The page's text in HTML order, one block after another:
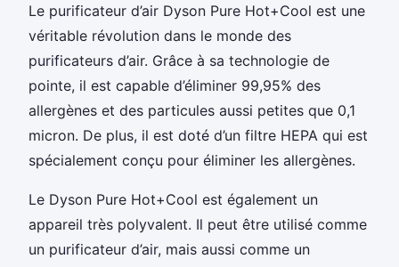
Le purificateur d’air Dyson Pure Hot+Cool est une
véritable révolution dans le monde des
purificateurs d’air. Grâce à sa technologie de
pointe, il est capable d’éliminer 99,95% des
allergènes et des particules aussi petites que 0,1
micron. De plus, il est doté d’un filtre HEPA qui est
spécialement conçu pour éliminer les allergènes.
Le Dyson Pure Hot+Cool est également un
appareil très polyvalent. Il peut être utilisé comme
un purificateur d’air, mais aussi comme un